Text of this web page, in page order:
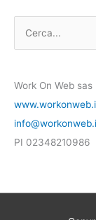
c
a
:
Work On Web sas
PI 02348210986